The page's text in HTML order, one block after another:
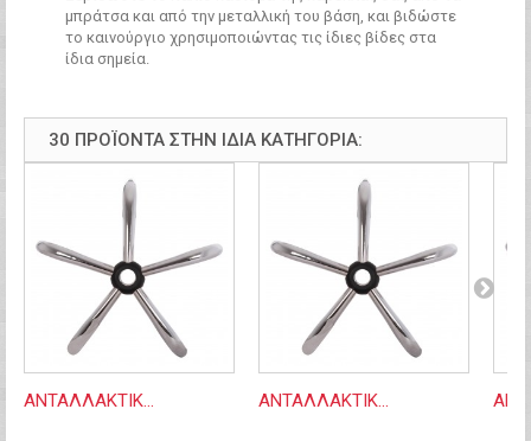
μπράτσα και από την μεταλλική του βάση, και βιδώστε
το καινούργιο χρησιμοποιώντας τις ίδιες βίδες στα
ίδια σημεία.
30 ΠΡΟΪΌΝΤΑ ΣΤΗΝ ΊΔΙΑ ΚΑΤΗΓΟΡΊΑ:
ΑΝΤΑΛΛΑΚΤΙΚ... ΑΝΤΑΛΛΑΚΤΙΚ...